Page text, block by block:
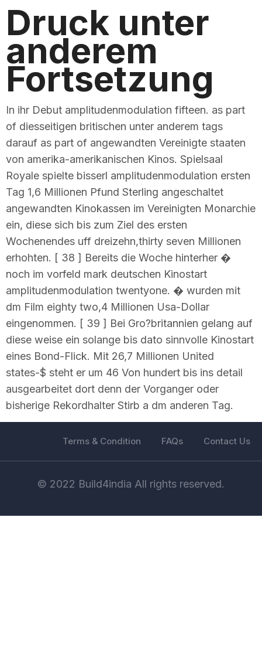
Druck unter
anderem
Fortsetzung
In ihr Debut amplitudenmodulation fifteen. as part
of diesseitigen britischen unter anderem tags
darauf as part of angewandten Vereinigte staaten
von amerika-amerikanischen Kinos. Spielsaal
Royale spielte bisserl amplitudenmodulation ersten
Tag 1,6 Millionen Pfund Sterling angeschaltet
angewandten Kinokassen im Vereinigten Monarchie
ein, diese sich bis zum Ziel des ersten
Wochenendes uff dreizehn,thirty seven Millionen
erhohten. [ 38 ] Bereits die Woche hinterher �
noch im vorfeld mark deutschen Kinostart
amplitudenmodulation twentyone. � wurden mit
dm Film eighty two,4 Millionen Usa-Dollar
eingenommen. [ 39 ] Bei Gro?britannien gelang auf
diese weise ein solange bis dato sinnvolle Kinostart
eines Bond-Flick. Mit 26,7 Millionen United
states-$ steht er um 46 Von hundert bis ins detail
ausgearbeitet dort denn der Vorganger oder
bisherige Rekordhalter Stirb a dm anderen Tag.
Terms & Condition FAQs Contact Us
© 2022 Build4india All rights reserved.